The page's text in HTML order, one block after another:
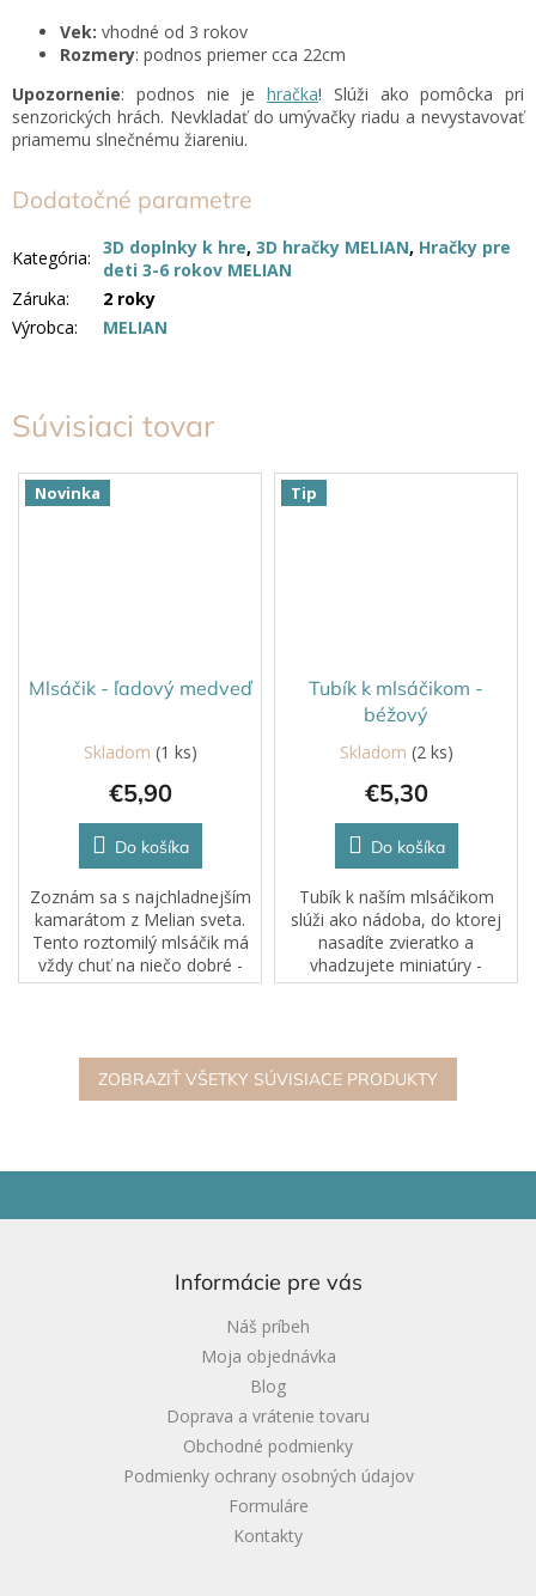
Súvisiaci tovar
Novinka
Mlsáčik - ľadový medveď
Skladom (1 ks)
€5,90
Do košíka
Zoznám sa s najchladnejším
kamarátom z Melian sveta.
Tento roztomilý mlsáčik má
vždy chuť na niečo dobré -
najradšej papá rybičky ale
vás pripravili.
Tip
Tubík k mlsáčikom -
béžový
Skladom (2 ks)
€5,30
Do košíka
Tubík k naším mlsáčikom
slúži ako nádoba, do ktorej
nasadíte zvieratko a
vhadzujete miniatúry -
maškrty.
ZOBRAZIŤ VŠETKY SÚVISIACE PRODUKTY
Vek: vhodné od 3 rokov
Rozmery: podnos priemer cca 22cm
Upozornenie: podnos nie je hračka! Slúži ako pomôcka pri
senzorických hrách. Nevkladať do umývačky riadu a nevystavovať
priamemu slnečnému žiareniu.
Dodatočné parametre
Kategória: 3D doplnky k hre, 3D hračky MELIAN, Hračky pre
deti 3-6 rokov MELIAN
Záruka:
2 roky
Výrobca: MELIAN
Informácie pre vás
Náš príbeh
Moja objednávka
Blog
Doprava a vrátenie tovaru
Obchodné podmienky
Podmienky ochrany osobných údajov
Formuláre
Kontakty